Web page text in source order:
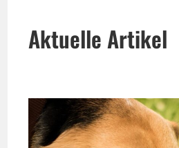
Aktuelle Artikel